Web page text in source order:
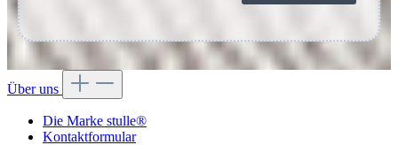
Über uns
Die Marke stulle®
Kontaktformular